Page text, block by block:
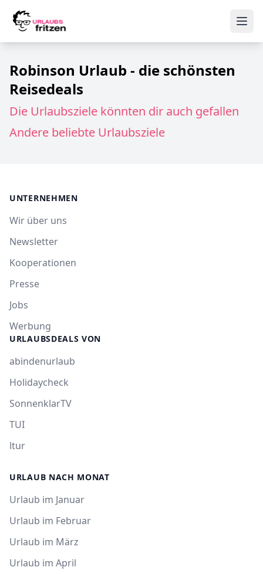
Robinson Urlaub - die schönsten
Reisedeals
Die Urlaubsziele könnten dir auch gefallen
Andere beliebte Urlaubsziele
UNTERNEHMEN
Wir über uns
Newsletter
Kooperationen
Presse
Jobs
Werbung
URLAUBSDEALS VON
abindenurlaub
Holidaycheck
SonnenklarTV
TUI
ltur
URLAUB NACH MONAT
Urlaub im Januar
Urlaub im Februar
Urlaub im März
Urlaub im April